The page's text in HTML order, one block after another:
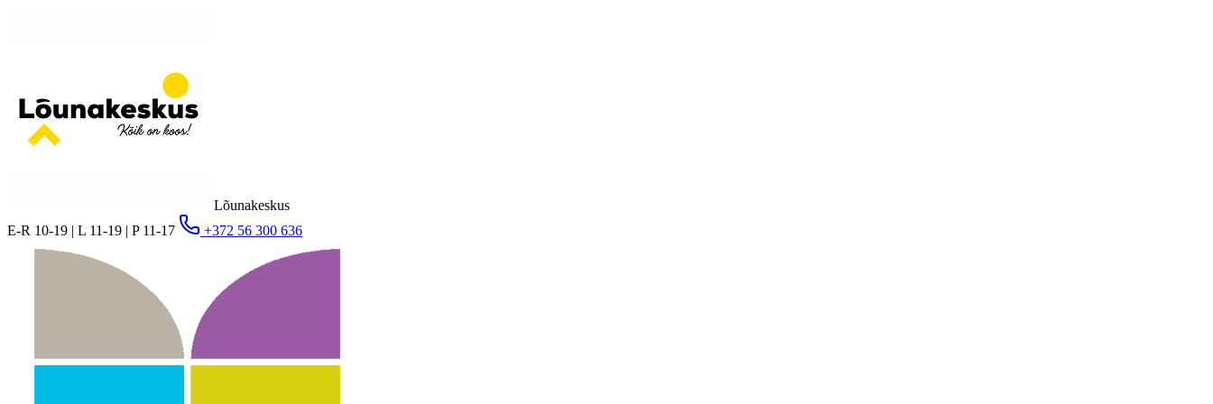
Lõunakeskus
E-R 10-19 | L 11-19 | P 11-17
+372 56 300 636